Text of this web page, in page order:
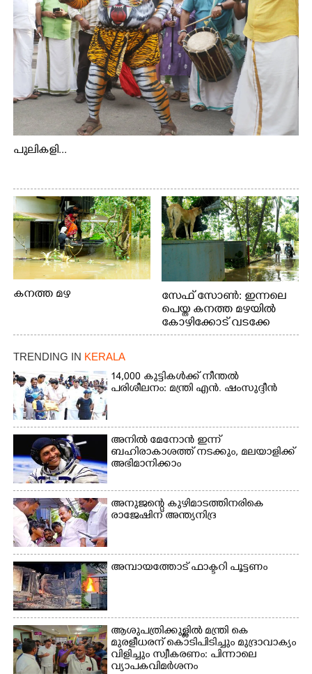
പുലികളി...
കനത്ത മഴ
സേഫ് സോൺ: ഇന്നലെ
പെയ്ത കനത്ത മഴയിൽ
കോഴിക്കോട് വടക്കേ
വയലിൽ വെള്ളം
വെള്ളത്തിലൂടെ
നടന്നുവരുന്നവരെ
നായ. ഫോട്ടോ: കെ.വിശ്വജി
ത്ത്
TRENDING IN KERALA
14,000 കുട്ടികൾക്ക് നീന്തൽ
പരിശീലനം: മന്ത്രി എൻ. ഷംസുദ്ദീൻ
അനിൽ മേനോൻ ഇന്ന്
ബഹിരാകാശത്ത് നടക്കും, മലയാളിക്ക്
അഭിമാനിക്കാം
അനുജന്റെ കുഴിമാടത്തിനരികെ
രാജേഷിന് അന്ത്യനിദ്ര
അമ്പായത്തോട് ഫാക്ടറി പൂട്ടണം
ആശുപത്രിക്കുള്ളിൽ മന്ത്രി കെ
മുരളീധരന് കൊടിപിടിച്ചും മുദ്രാവാക്യം
വിളിച്ചും സ്വീകരണം: പിന്നാലെ
വ്യാപകവിമർശനം